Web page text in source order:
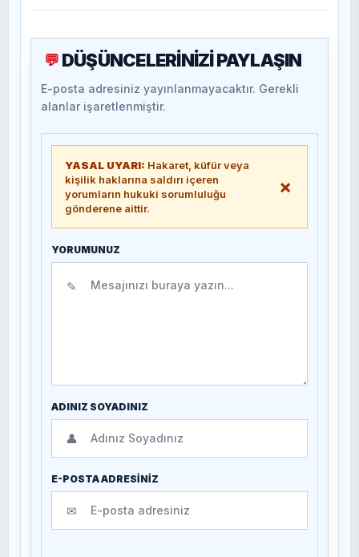
💬 DÜŞÜNCELERİNİZİ PAYLAŞIN
E-posta adresiniz yayınlanmayacaktır. Gerekli
alanlar işaretlenmiştir.
YASAL UYARI: Hakaret, küfür veya
kişilik haklarına saldırı içeren
yorumların hukuki sorumluluğu
gönderene aittir.
×
YORUMUNUZ
✎
ADINIZ SOYADINIZ
👤
E-POSTA ADRESİNİZ
✉